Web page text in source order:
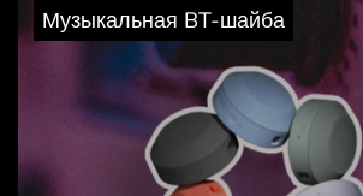
Музыкальная BT-шайба